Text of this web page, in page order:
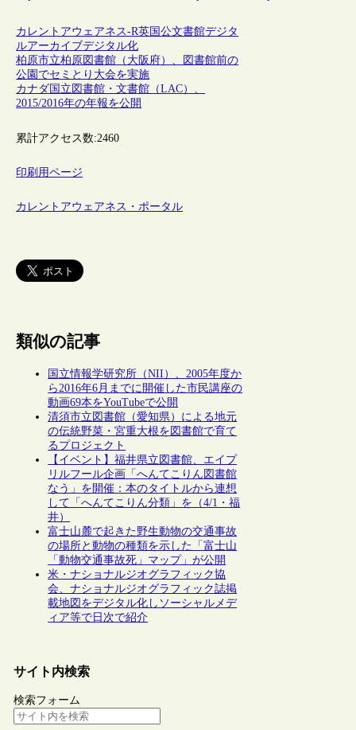
カレントアウェアネス-R英国公文書館デジタ
ルアーカイブデジタル化
柏原市立柏原図書館（大阪府）、図書館前の
公園でセミとり大会を実施
カナダ国立図書館・文書館（LAC）、
2015/2016年の年報を公開
累計アクセス数:2460
印刷用ページ
カレントアウェアネス・ポータル
類似の記事
国立情報学研究所（NII）、2005年度か
ら2016年6月までに開催した市民講座の
動画69本をYouTubeで公開
清須市立図書館（愛知県）による地元
の伝統野菜・宮重大根を図書館で育て
るプロジェクト
【イベント】福井県立図書館、エイプ
リルフール企画「へんてこりん図書館
なう」を開催：本のタイトルから連想
して「へんてこりん分類」を（4/1・福
井）
富士山麓で起きた野生動物の交通事故
の場所と動物の種類を示した「富士山
「動物交通事故死」マップ」が公開
米・ナショナルジオグラフィック協
会、ナショナルジオグラフィック誌掲
載地図をデジタル化しソーシャルメデ
ィア等で日次で紹介
サイト内検索
検索フォーム